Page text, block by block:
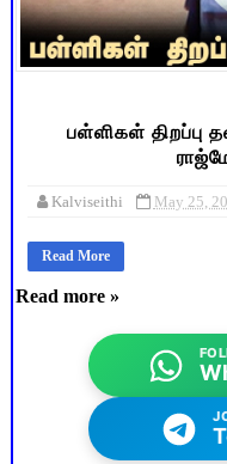
பள்ளிகள் திறப்பு
Kalviseithi May 25,
Read More
Read more »